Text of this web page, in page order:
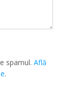
spamul.Află
.